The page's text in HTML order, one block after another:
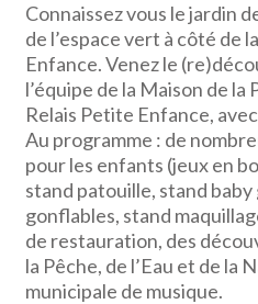
Connaissez vous le jardin
de l’espace vert à côté de
Enfance. Venez le
l’équipe de la Maison de
Relais Petite Enfance,
Au programme : de
pour les enfants (jeux en
stand patouille, stand
gonflables, stand
de restauration, des
la Pêche, de l’Eau et de la
municipale de musique.